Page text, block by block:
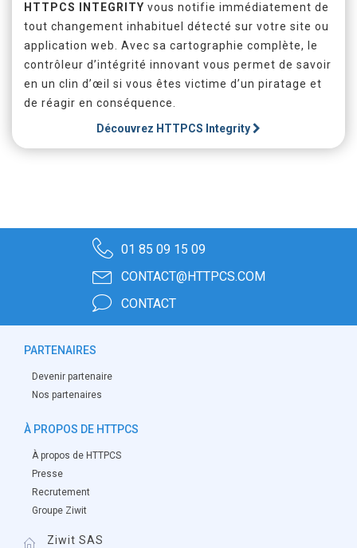
HTTPCS INTEGRITY vous notifie immédiatement de
tout changement inhabituel détecté sur votre site ou
application web. Avec sa cartographie complète, le
contrôleur d’intégrité innovant vous permet de savoir
en un clin d’œil si vous êtes victime d’un piratage et
de réagir en conséquence.
Découvrez HTTPCS Integrity
01 85 09 15 09
CONTACT@HTTPCS.COM
CONTACT
PARTENAIRES
Devenir partenaire
Nos partenaires
À PROPOS DE HTTPCS
À propos de HTTPCS
Presse
Recrutement
Groupe Ziwit
Ziwit SAS